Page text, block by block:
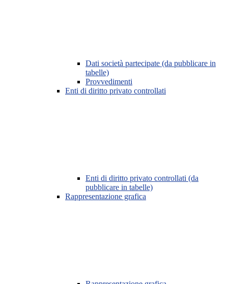
Dati società partecipate (da pubblicare in
tabelle)
Provvedimenti
Enti di diritto privato controllati
Enti di diritto privato controllati (da
pubblicare in tabelle)
Rappresentazione grafica